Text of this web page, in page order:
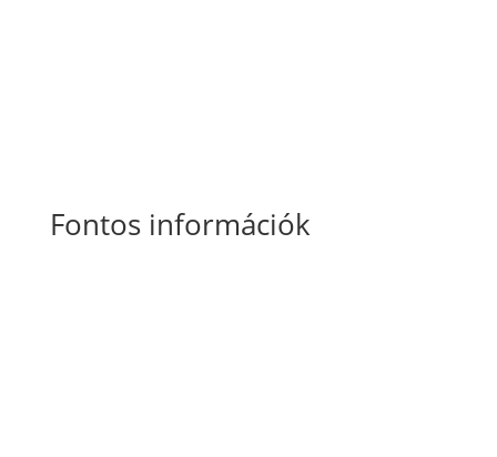
Fontos információk